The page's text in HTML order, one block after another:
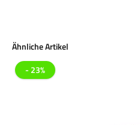
Produktgalerie überspringen
Ähnliche Artikel
- 23%